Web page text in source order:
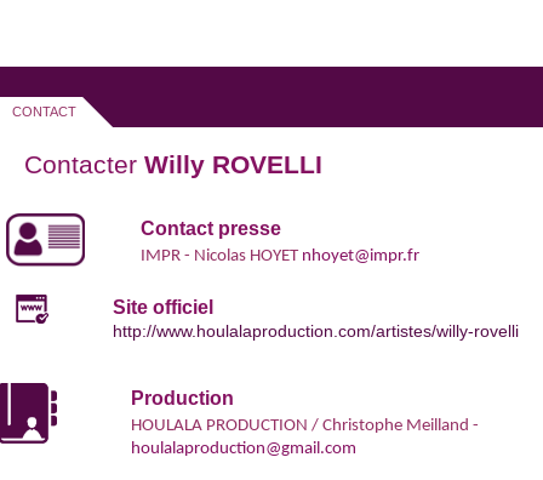
CONTACT
Contacter Willy ROVELLI
Contact presse
IMPR - Nicolas HOYET nhoyet@impr.fr
Site officiel
http://www.houlalaproduction.com/artistes/willy-rovelli
Production
HOULALA PRODUCTION / Christophe Meilland -
houlalaproduction@gmail.com